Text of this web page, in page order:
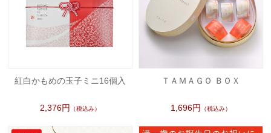
紅白かもめの玉子ミニ16個入
2,376円 （税込み）
ＴＡＭＡＧＯ ＢＯＸ
1,696円 （税込み）